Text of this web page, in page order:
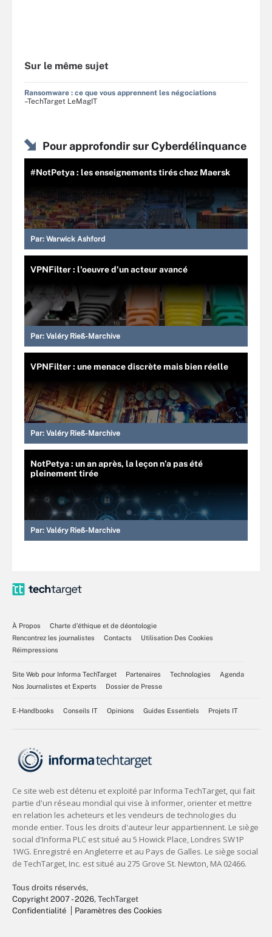
Sur le même sujet
Ransomware : ce que vous apprennent les négociations
–TechTarget LeMagIT
Pour approfondir sur Cyberdélinquance
#NotPetya : les enseignements tirés chez Maersk
Par: Warwick Ashford
VPNFilter : l'oeuvre d'un acteur avancé
Par: Valéry Rieß-Marchive
VPNFilter : une menace discrète mais bien réelle
Par: Valéry Rieß-Marchive
NotPetya : un an après, la leçon n’a pas été
pleinement tirée
Par: Valéry Rieß-Marchive
À Propos
Charte d’éthique et de déontologie
Rencontrez les journalistes
Contacts
Utilisation Des Cookies
Réimpressions
Site Web pour Informa TechTarget Partenaires Technologies
Agenda
Nos Journalistes et Experts
Dossier de Presse
E-Handbooks Conseils IT Opinions Guides Essentiels Projets IT
Tous droits réservés,
Copyright 2007 - 2026, TechTarget
Confidentialité
Paramètres des Cookies